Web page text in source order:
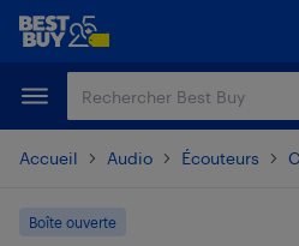
Passer
principal
Passer
Accueil Audio Écouteurs
Boîte ouverte